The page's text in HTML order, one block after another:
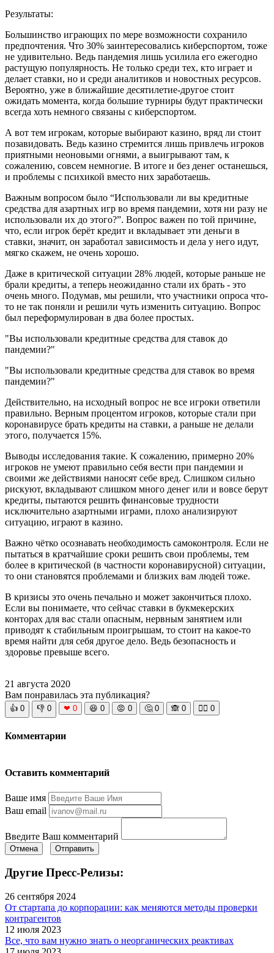
Результаты:
Большинство играющих по мере возможности сохранило
предпочтения. Что 30% заинтересовались киберспортом, тоже
не удивительно. Ведь пандемия лишь усилила его ежегодно
растущую популярность. Не только среди тех, кто играет и
делает ставки, но и среди аналитиков и новостных ресурсов.
Вероятно, уже в ближайшие десятилетие-другое стоит
ожидать момента, когда большие турниры будут практически
всегда хоть немного связаны с киберспортом.
А вот тем игрокам, которые выбирают казино, вряд ли стоит
позавидовать. Ведь казино стремится лишь привлечь игроков
приятными неоновыми огнями, а выигрывают там, к
сожалению, совсем немногие. В итоге и без денег останешься,
и проблемы с психикой вместо них заработаешь.
Важным вопросом было “Использовали ли вы кредитные
средства для азартных игр во время пандемии, хотя ни разу не
использовали их до этого?”. Вопрос важен по той причине,
что, если игрок берёт кредит и вкладывает эти деньги в
ставки, значит, он заработал зависимость и дела у него идут,
мягко скажем, не очень хорошо.
Даже в критической ситуации 28% людей, которые раньше не
брали кредиты, а теперь неожиданно стали их брать - это
очень много. Подумав, мы решили, что участники опроса что-
то не так поняли и решили чуть изменить ситуацию. Вопрос
был переформулирован в два более простых.
"Вы использовали кредитные средства для ставок до
пандемии?"
"Вы использовали кредитные средства для ставок во время
пандемии?"
Действительно, на исходный вопрос не все игроки ответили
правильно. Верным процентом игроков, которые стали при
коронавирусе брать кредиты на ставки, а раньше не делали
этого, получается 15%.
Выводы исследования такие. К сожалению, примерно 20%
игроков не умеют правильно себя вести при пандемии и
своими же действиями наносят себе вред. Слишком сильно
рискуют, вкладывают слишком много денег или и вовсе берут
кредиты, пытаются решить финансовые трудности
исключительно азартными играми, плохо анализируют
ситуацию, играют в казино.
Важно чётко осознавать необходимость самоконтроля. Если не
пытаться в кратчайшие сроки решить свои проблемы, тем
более в критической (в частности коронавирусной) ситуации,
то они становятся проблемами и близких вам людей тоже.
В кризисы это очень печально и может закончиться плохо.
Если вы понимаете, что сейчас ставки в букмекерских
конторах для вас стали опасным, нервным занятием или
приводят к стабильным проигрышам, то стоит на какое-то
время найти для себя другое дело. Ведь безопасность и
здоровье превыше всего.
21 августа 2020
Вам понравилась эта публикация?
👍 0 👎 0 ❤ 0 😆 0 😡 0 🤔 0 🙈 0 🧘‍♀️ 0
Комментарии
Оставить комментарий
Ваше имя
Ваш email
Введите Ваш комментарий
Отмена Отправить
Другие Пресс-Релизы:
26 сентября 2024
От стартапа до корпорации: как меняются методы проверки
контрагентов
12 июля 2023
Все, что вам нужно знать о неорганических реактивах